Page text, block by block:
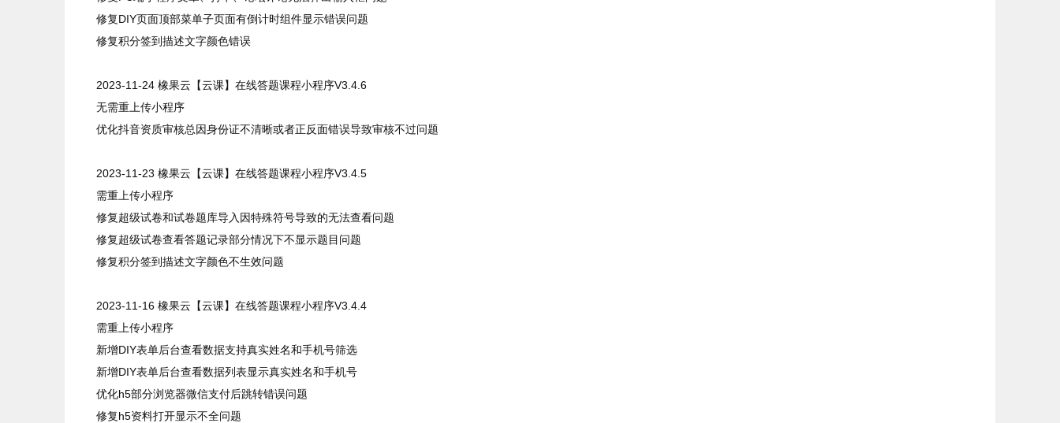
修复DIY页面顶部菜单子页面有倒计时组件显示错误问题
修复积分签到描述文字颜色错误
2023-11-24 橡果云【云课】在线答题课程小程序V3.4.6
无需重上传小程序
优化抖音资质审核总因身份证不清晰或者正反面错误导致审核不过问题
2023-11-23 橡果云【云课】在线答题课程小程序V3.4.5
需重上传小程序
修复超级试卷和试卷题库导入因特殊符号导致的无法查看问题
修复超级试卷查看答题记录部分情况下不显示题目问题
修复积分签到描述文字颜色不生效问题
2023-11-16 橡果云【云课】在线答题课程小程序V3.4.4
需重上传小程序
新增DIY表单后台查看数据支持真实姓名和手机号筛选
新增DIY表单后台查看数据列表显示真实姓名和手机号
优化h5部分浏览器微信支付后跳转错误问题
修复h5资料打开显示不全问题